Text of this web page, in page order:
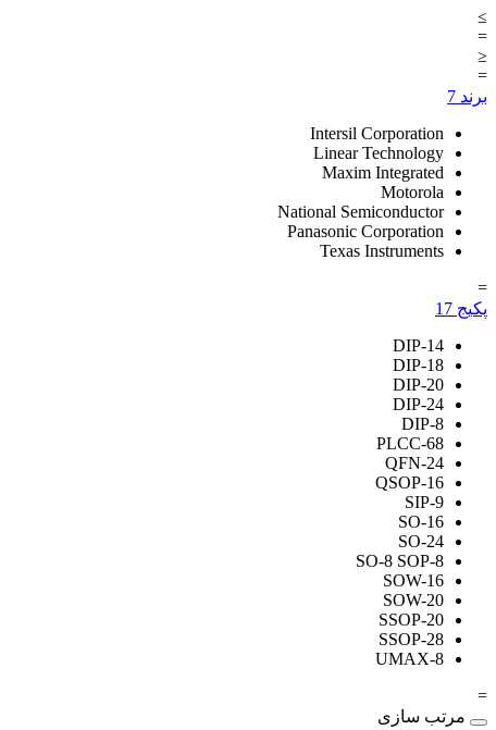
≥
=
≤
=
برند 7
Intersil Corporation
Linear Technology
Maxim Integrated
Motorola
National Semiconductor
Panasonic Corporation
Texas Instruments
=
پکیج 17
DIP-14
DIP-18
DIP-20
DIP-24
DIP-8
PLCC-68
QFN-24
QSOP-16
SIP-9
SO-16
SO-24
SO-8 SOP-8
SOW-16
SOW-20
SSOP-20
SSOP-28
UMAX-8
=
مرتب سازی